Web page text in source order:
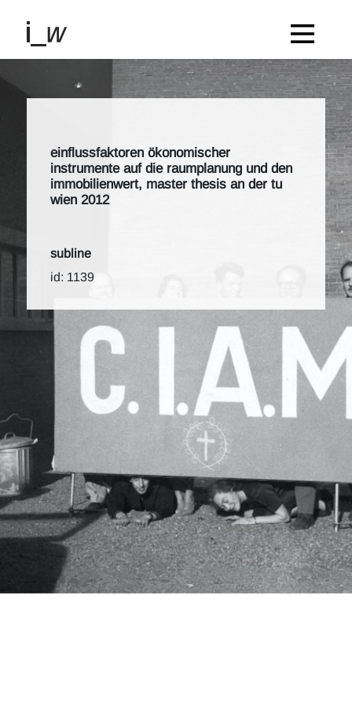
einflussfaktoren ökonomischer
instrumente auf die raumplanung und den
immobilienwert, master thesis an der tu
wien 2012
subline
id: 1139